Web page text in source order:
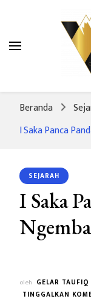
Pusat
Beranda
I Saka Panca
SEJARAH
I Saka
oleh GELAR
TINGGALKAN